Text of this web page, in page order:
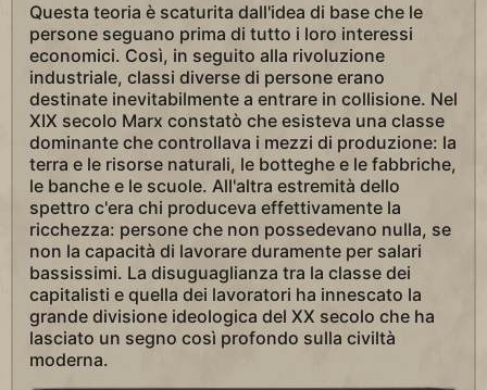
Questa teoria è scaturita dall'idea di base che le
persone seguano prima di tutto i loro interessi
economici. Così, in seguito alla rivoluzione
industriale, classi diverse di persone erano
destinate inevitabilmente a entrare in collisione. Nel
XIX secolo Marx constatò che esisteva una classe
dominante che controllava i mezzi di produzione: la
terra e le risorse naturali, le botteghe e le fabbriche,
le banche e le scuole. All'altra estremità dello
spettro c'era chi produceva effettivamente la
ricchezza: persone che non possedevano nulla, se
non la capacità di lavorare duramente per salari
bassissimi. La disuguaglianza tra la classe dei
capitalisti e quella dei lavoratori ha innescato la
grande divisione ideologica del XX secolo che ha
lasciato un segno così profondo sulla civiltà
moderna.